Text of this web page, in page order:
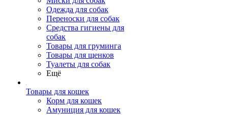
Одежда для собак
Переноски для собак
Средства гигиены для
собак
Товары для груминга
Товары для щенков
Туалеты для собак
Ещё
Товары для кошек
Корм для кошек
Амуниция для кошек